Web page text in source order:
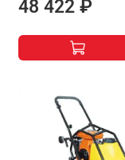
48 422 ₽